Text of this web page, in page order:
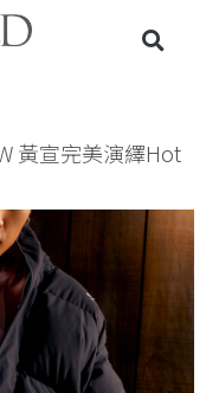
黃宣完美演繹Hot